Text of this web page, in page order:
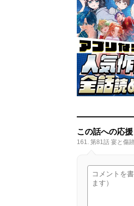
この話への応
161. 第81話 宴と傷